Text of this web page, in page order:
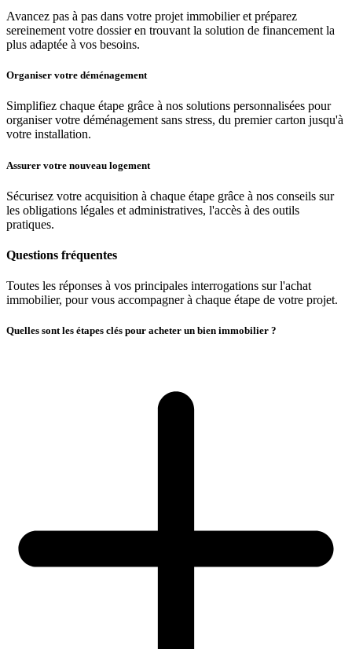
Avancez pas à pas dans votre projet immobilier et préparez
sereinement votre dossier en trouvant la solution de financement la
plus adaptée à vos besoins.
Organiser votre déménagement
Simplifiez chaque étape grâce à nos solutions personnalisées pour
organiser votre déménagement sans stress, du premier carton jusqu'à
votre installation.
Assurer votre nouveau logement
Sécurisez votre acquisition à chaque étape grâce à nos conseils sur
les obligations légales et administratives, l'accès à des outils
pratiques.
Questions fréquentes
Toutes les réponses à vos principales interrogations sur l'achat
immobilier, pour vous accompagner à chaque étape de votre projet.
Quelles sont les étapes clés pour acheter un bien immobilier ?